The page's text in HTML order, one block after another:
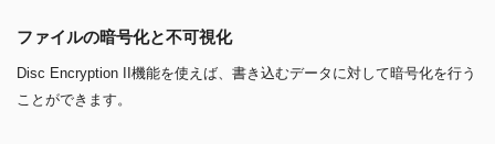
ファイルの暗号化と不可視化
Disc Encryption II機能を使えば、書き込むデータに対して暗号化を行う
ことができます。